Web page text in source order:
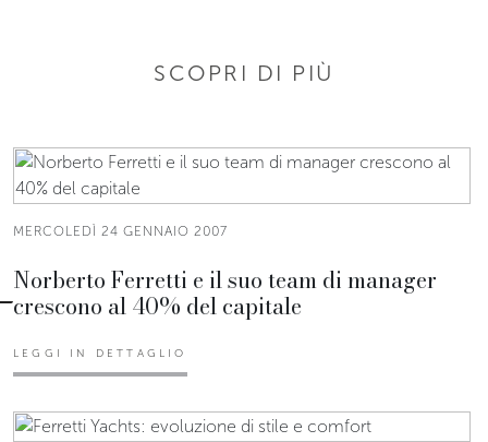
SCOPRI DI PIÙ
MERCOLEDÌ 24 GENNAIO 2007
Norberto Ferretti e il suo team di manager
crescono al 40% del capitale
LEGGI IN DETTAGLIO